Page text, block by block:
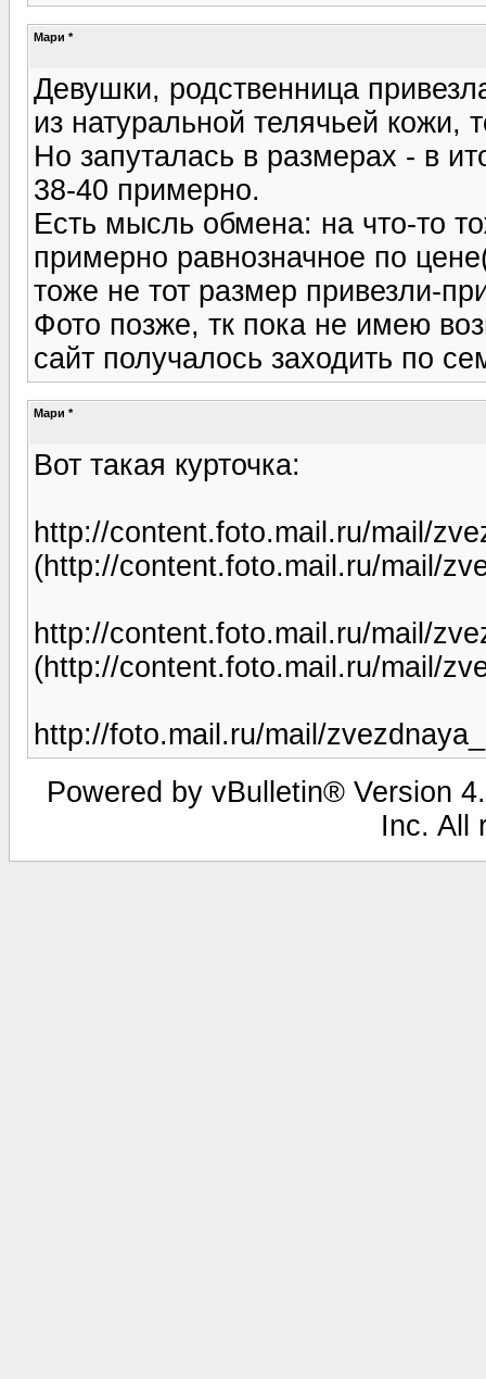
Мари *
Девушки, родственница
из натуральной телячьей кожи,
Но запуталась в размерах - в
38-40 примерно.
Есть мысль обмена: на что-то
примерно равнозначное по
тоже не тот размер привезли-
Фото позже, тк пока не имею
сайт получалось заходить по
Мари *
Вот такая курточка:
http://content.foto.mail.ru/mail/
(http://content.foto.mail.ru/mail/
http://content.foto.mail.ru/mail/
(http://content.foto.mail.ru/mail/
http://foto.mail.ru/mail/
Powered by vBulletin® Version
Inc. All